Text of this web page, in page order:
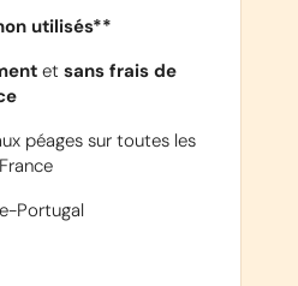
utilisés**
et sans frais de
péages sur toutes les
Portugal